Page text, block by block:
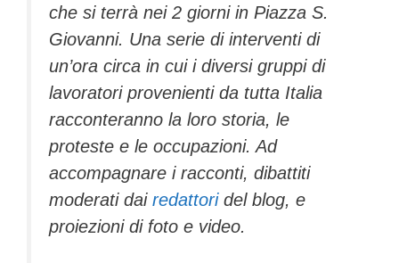
che si terrà nei 2 giorni in Piazza S.
Giovanni. Una serie di interventi di
un’ora circa in cui i diversi gruppi di
lavoratori provenienti da tutta Italia
racconteranno la loro storia, le
proteste e le occupazioni. Ad
accompagnare i racconti, dibattiti
moderati dai redattoridel blog, e
proiezioni di foto e video.